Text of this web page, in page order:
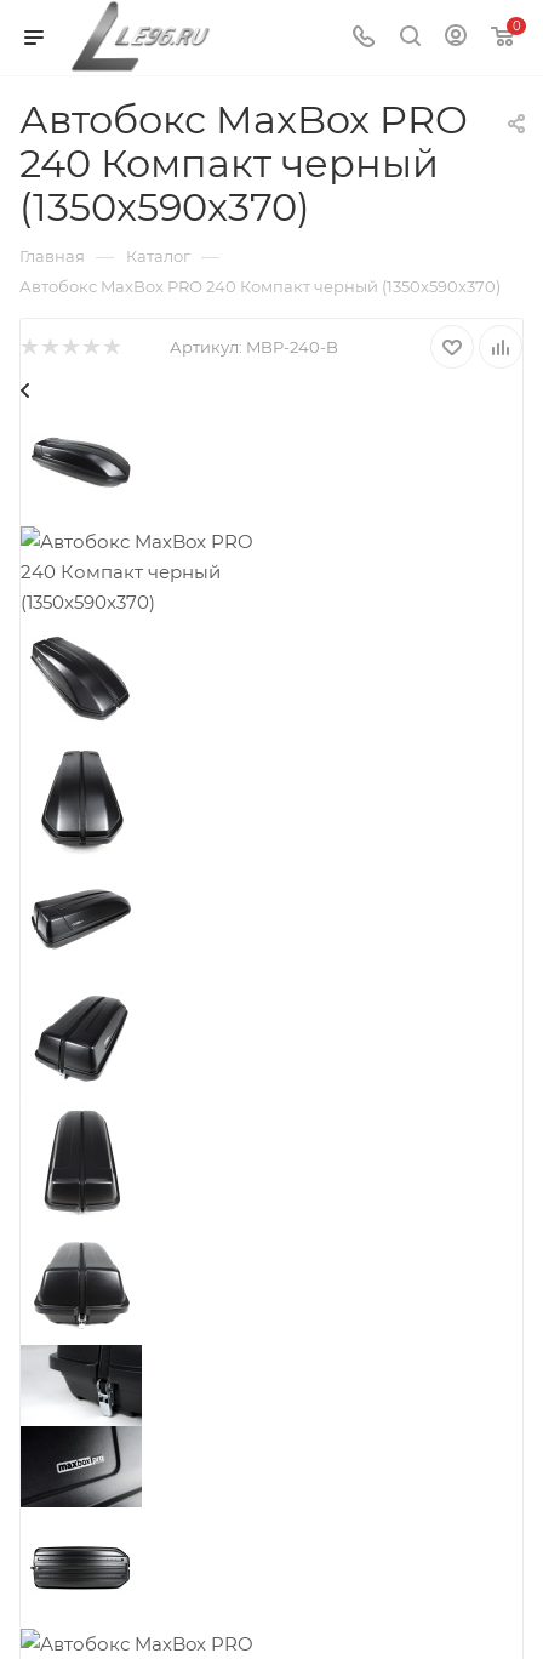
0
Автобокс MaxBox PRO
240 Компакт черный
(1350x590x370)
Главная — Каталог —
Автобокс MaxBox PRO 240 Компакт черный (1350x590x370)
Артикул: MBP-240-B